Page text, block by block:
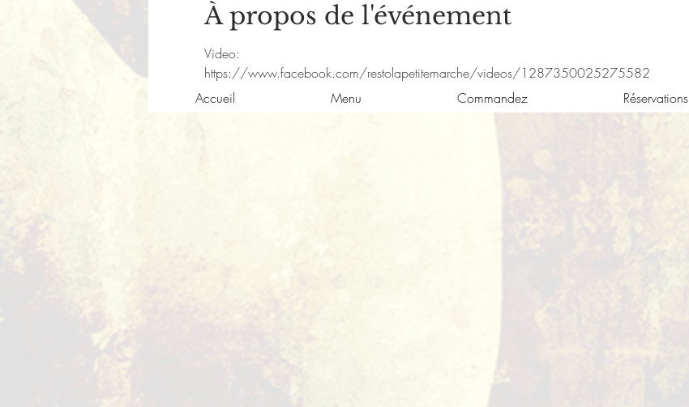
À propos de l'événement
https://www.facebook.com/restolapetitemarche/videos/1287350025275582
Accueil
Menu Commandez Réservations